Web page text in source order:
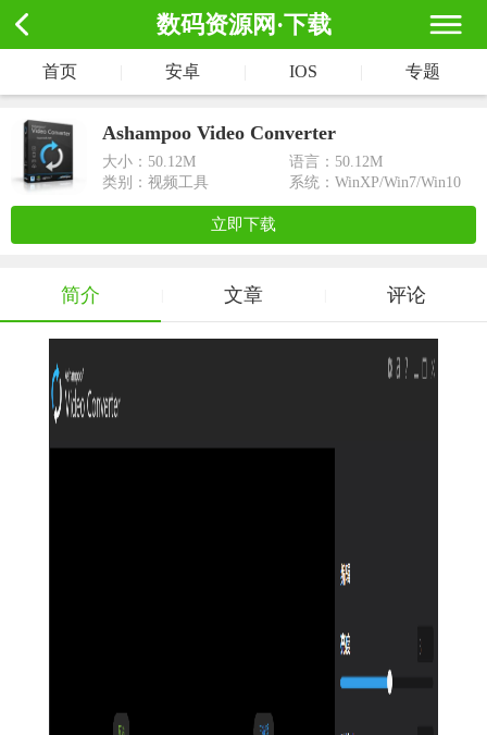
数码资源网·下载
首页 安卓 IOS 专题
Ashampoo Video Converter
大小： 50.12M
语言：50.12M
类别：视频工具
系统：WinXP/Win7/Win10
立即下载
简介 文章 评论